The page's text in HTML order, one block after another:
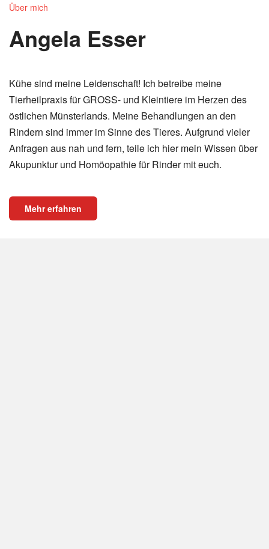
Über mich
Angela Esser
Kühe sind meine Leidenschaft! Ich betreibe meine
Tierheilpraxis für GROSS- und Kleintiere im Herzen des
östlichen Münsterlands. Meine Behandlungen an den
Rindern sind immer im Sinne des Tieres. Aufgrund vieler
Anfragen aus nah und fern, teile ich hier mein Wissen über
Akupunktur und Homöopathie für Rinder mit euch.
Mehr erfahren